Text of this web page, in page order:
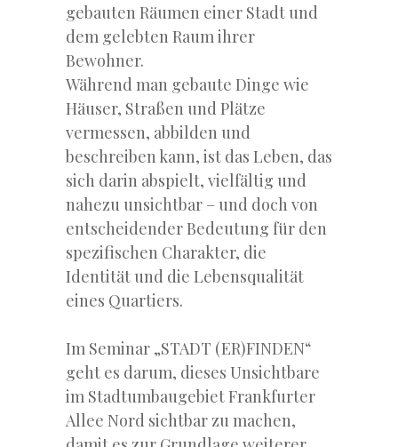
gebauten Räumen einer Stadt und
dem gelebten Raum ihrer
Bewohner.
Während man gebaute Dinge wie
Häuser, Straßen und Plätze
vermessen, abbilden und
beschreiben kann, ist das Leben, das
sich darin abspielt, vielfältig und
nahezu unsichtbar – und doch von
entscheidender Bedeutung für den
spezifischen Charakter, die
Identität und die Lebensqualität
eines Quartiers.
Im Seminar „STADT (ER)FINDEN“
geht es darum, dieses Unsichtbare
im Stadtumbaugebiet Frankfurter
Allee Nord sichtbar zu machen,